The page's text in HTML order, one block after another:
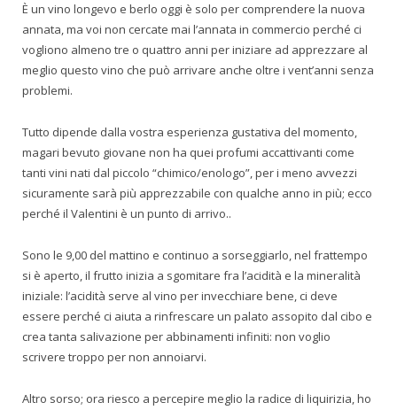
È un vino longevo e berlo oggi è solo per comprendere la nuova
annata, ma voi non cercate mai l’annata in commercio perché ci
vogliono almeno tre o quattro anni per iniziare ad apprezzare al
meglio questo vino che può arrivare anche oltre i vent’anni senza
problemi.
Tutto dipende dalla vostra esperienza gustativa del momento,
magari bevuto giovane non ha quei profumi accattivanti come
tanti vini nati dal piccolo “chimico/enologo”, per i meno avvezzi
sicuramente sarà più apprezzabile con qualche anno in più; ecco
perché il Valentini è un punto di arrivo..
Sono le 9,00 del mattino e continuo a sorseggiarlo, nel frattempo
si è aperto, il frutto inizia a sgomitare fra l’acidità e la mineralità
iniziale: l’acidità serve al vino per invecchiare bene, ci deve
essere perché ci aiuta a rinfrescare un palato assopito dal cibo e
crea tanta salivazione per abbinamenti infiniti: non voglio
scrivere troppo per non annoiarvi.
Altro sorso; ora riesco a percepire meglio la radice di liquirizia, ho